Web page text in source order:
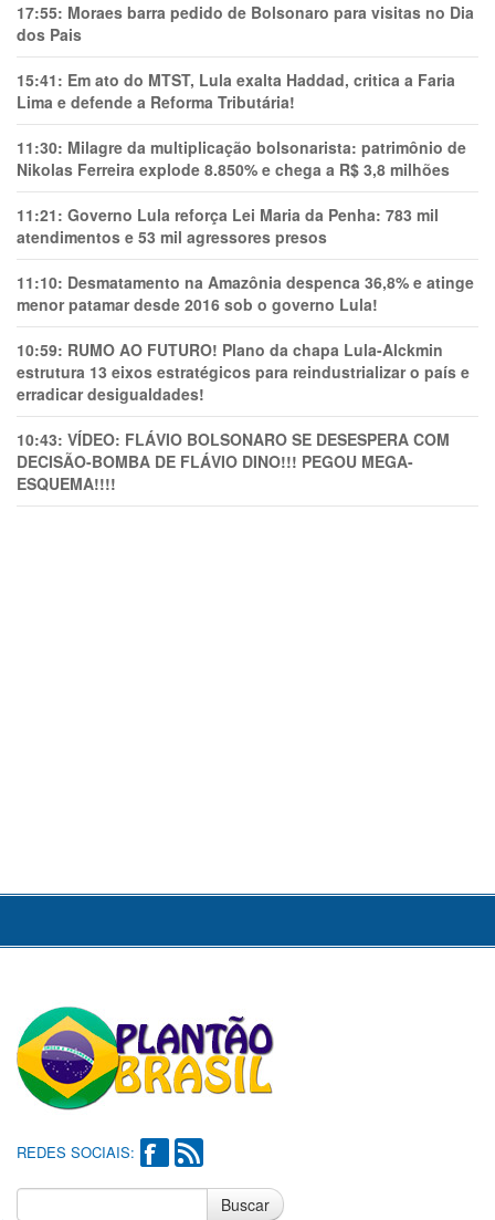
17:55: Moraes barra pedido de Bolsonaro para visitas no Dia
dos Pais
15:41: Em ato do MTST, Lula exalta Haddad, critica a Faria
Lima e defende a Reforma Tributária!
11:30: Milagre da multiplicação bolsonarista: patrimônio de
Nikolas Ferreira explode 8.850% e chega a R$ 3,8 milhões
11:21: Governo Lula reforça Lei Maria da Penha: 783 mil
atendimentos e 53 mil agressores presos
11:10: Desmatamento na Amazônia despenca 36,8% e atinge
menor patamar desde 2016 sob o governo Lula!
10:59: RUMO AO FUTURO! Plano da chapa Lula-Alckmin
estrutura 13 eixos estratégicos para reindustrializar o país e
erradicar desigualdades!
10:43: VÍDEO: FLÁVIO BOLSONARO SE DESESPERA COM
DECISÃO-BOMBA DE FLÁVIO DINO!!! PEGOU MEGA-
ESQUEMA!!!!
REDES SOCIAIS:
Buscar